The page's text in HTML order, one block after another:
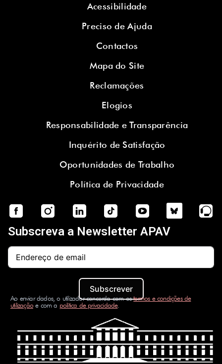
Acessibilidade
Preciso de Ajuda
Contactos
Mapa do Site
Reclamações
Elogios
Responsabilidade e Transparência
Inquérito de Satisfação
Oportunidades de Trabalho
Política de Privacidade
Subscreva a Newsletter APAV
Subscrever
Ao enviar dados, o utilizador concorda com ostermos e condições de
utilizaçãoe com a política de privacidade.